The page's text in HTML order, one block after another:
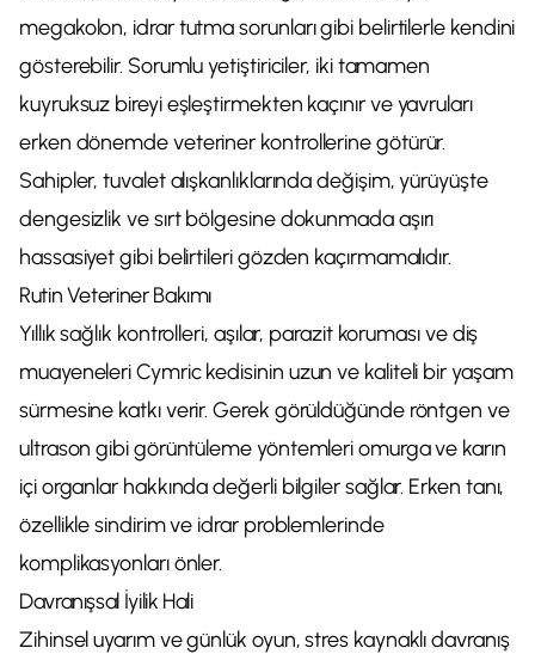
megakolon, idrar tutma sorunları gibi belirtilerle kendini
gösterebilir. Sorumlu yetiştiriciler, iki tamamen
kuyruksuz bireyi eşleştirmekten kaçınır ve yavruları
erken dönemde veteriner kontrollerine götürür.
Sahipler, tuvalet alışkanlıklarında değişim, yürüyüşte
dengesizlik ve sırt bölgesine dokunmada aşırı
hassasiyet gibi belirtileri gözden kaçırmamalıdır.
Rutin Veteriner Bakımı
Yıllık sağlık kontrolleri, aşılar, parazit koruması ve diş
muayeneleri Cymric kedisinin uzun ve kaliteli bir yaşam
sürmesine katkı verir. Gerek görüldüğünde röntgen ve
ultrason gibi görüntüleme yöntemleri omurga ve karın
içi organlar hakkında değerli bilgiler sağlar. Erken tanı,
özellikle sindirim ve idrar problemlerinde
komplikasyonları önler.
Davranışsal İyilik Hali
Zihinsel uyarım ve günlük oyun, stres kaynaklı davranış